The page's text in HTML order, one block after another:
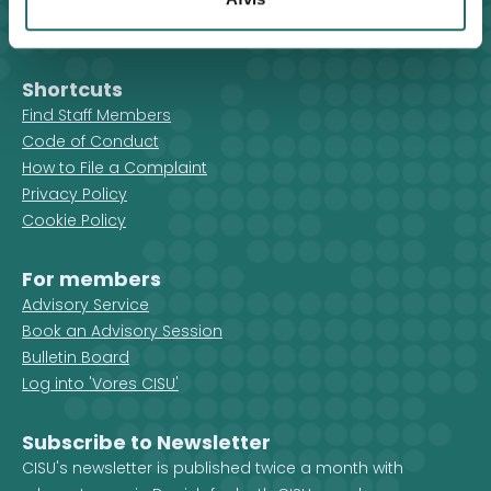
FacebookLinkedInInstagram
X
Shortcuts
Find Staff Members
Code of Conduct
How to File a Complaint
Privacy Policy
Cookie Policy
For members
Advisory Service
Book an Advisory Session
Bulletin Board
Log into 'Vores CISU'
Subscribe to Newsletter
CISU's newsletter is published twice a month with